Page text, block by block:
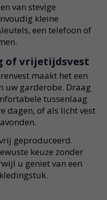
van stevige
kleine
een telefoon of
of vrijetijdsvest
maakt het een
uw garderobe. Draag
tussenlaag
dagen, of als licht vest
geproduceerd.
keuze zonder
u geniet van een